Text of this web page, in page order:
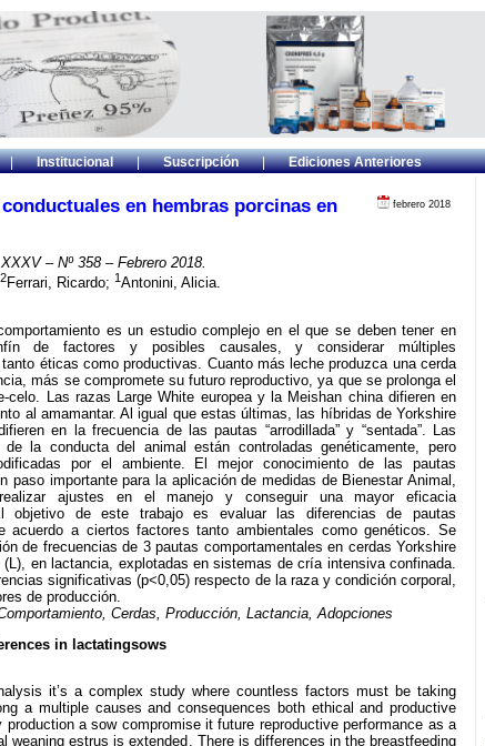
Institucional|Suscripción|Ediciones Anteriores
febrero 2018
en hembras porcinas en
– Nº 358 – Febrero 2018.
2Ferrari, Ricardo; 1Antonini, Alicia.
es un estudio complejo en el que se deben tener en
de factores y posibles causales, y considerar múltiples
éticas como productivas. Cuanto más leche produzca una cerda
más se compromete su futuro reproductivo, ya que se prolonga el
celo. Las razas Large White europea y la Meishan china difieren en
al amamantar. Al igual que estas últimas, las híbridas de Yorkshire
en la frecuencia de las pautas “arrodillada” y “sentada”. Las
de la conducta del animal están controladas genéticamente, pero
por el ambiente. El mejor conocimiento de las pautas
paso importante para la aplicación de medidas de Bienestar Animal,
ajustes en el manejo y conseguir una mayor eficacia
objetivo de este trabajo es evaluar las diferencias de pautas
acuerdo a ciertos factores tanto ambientales como genéticos. Se
de frecuencias de 3 pautas comportamentales en cerdas Yorkshire
(L), en lactancia, explotadas en sistemas de cría intensiva confinada.
significativas (p<0,05) respecto de la raza y condición corporal,
de producción.
Cerdas, Producción, Lactancia, Adopciones
in lactatingsows
it’s a complex study where countless factors must be taking
a multiple causes and consequences both ethical and productive
production a sow compromise it future reproductive performance as a
weaning estrus is extended. There is differences in the breastfeeding